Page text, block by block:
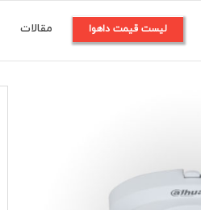
لیست قیمت داهوا مقالات